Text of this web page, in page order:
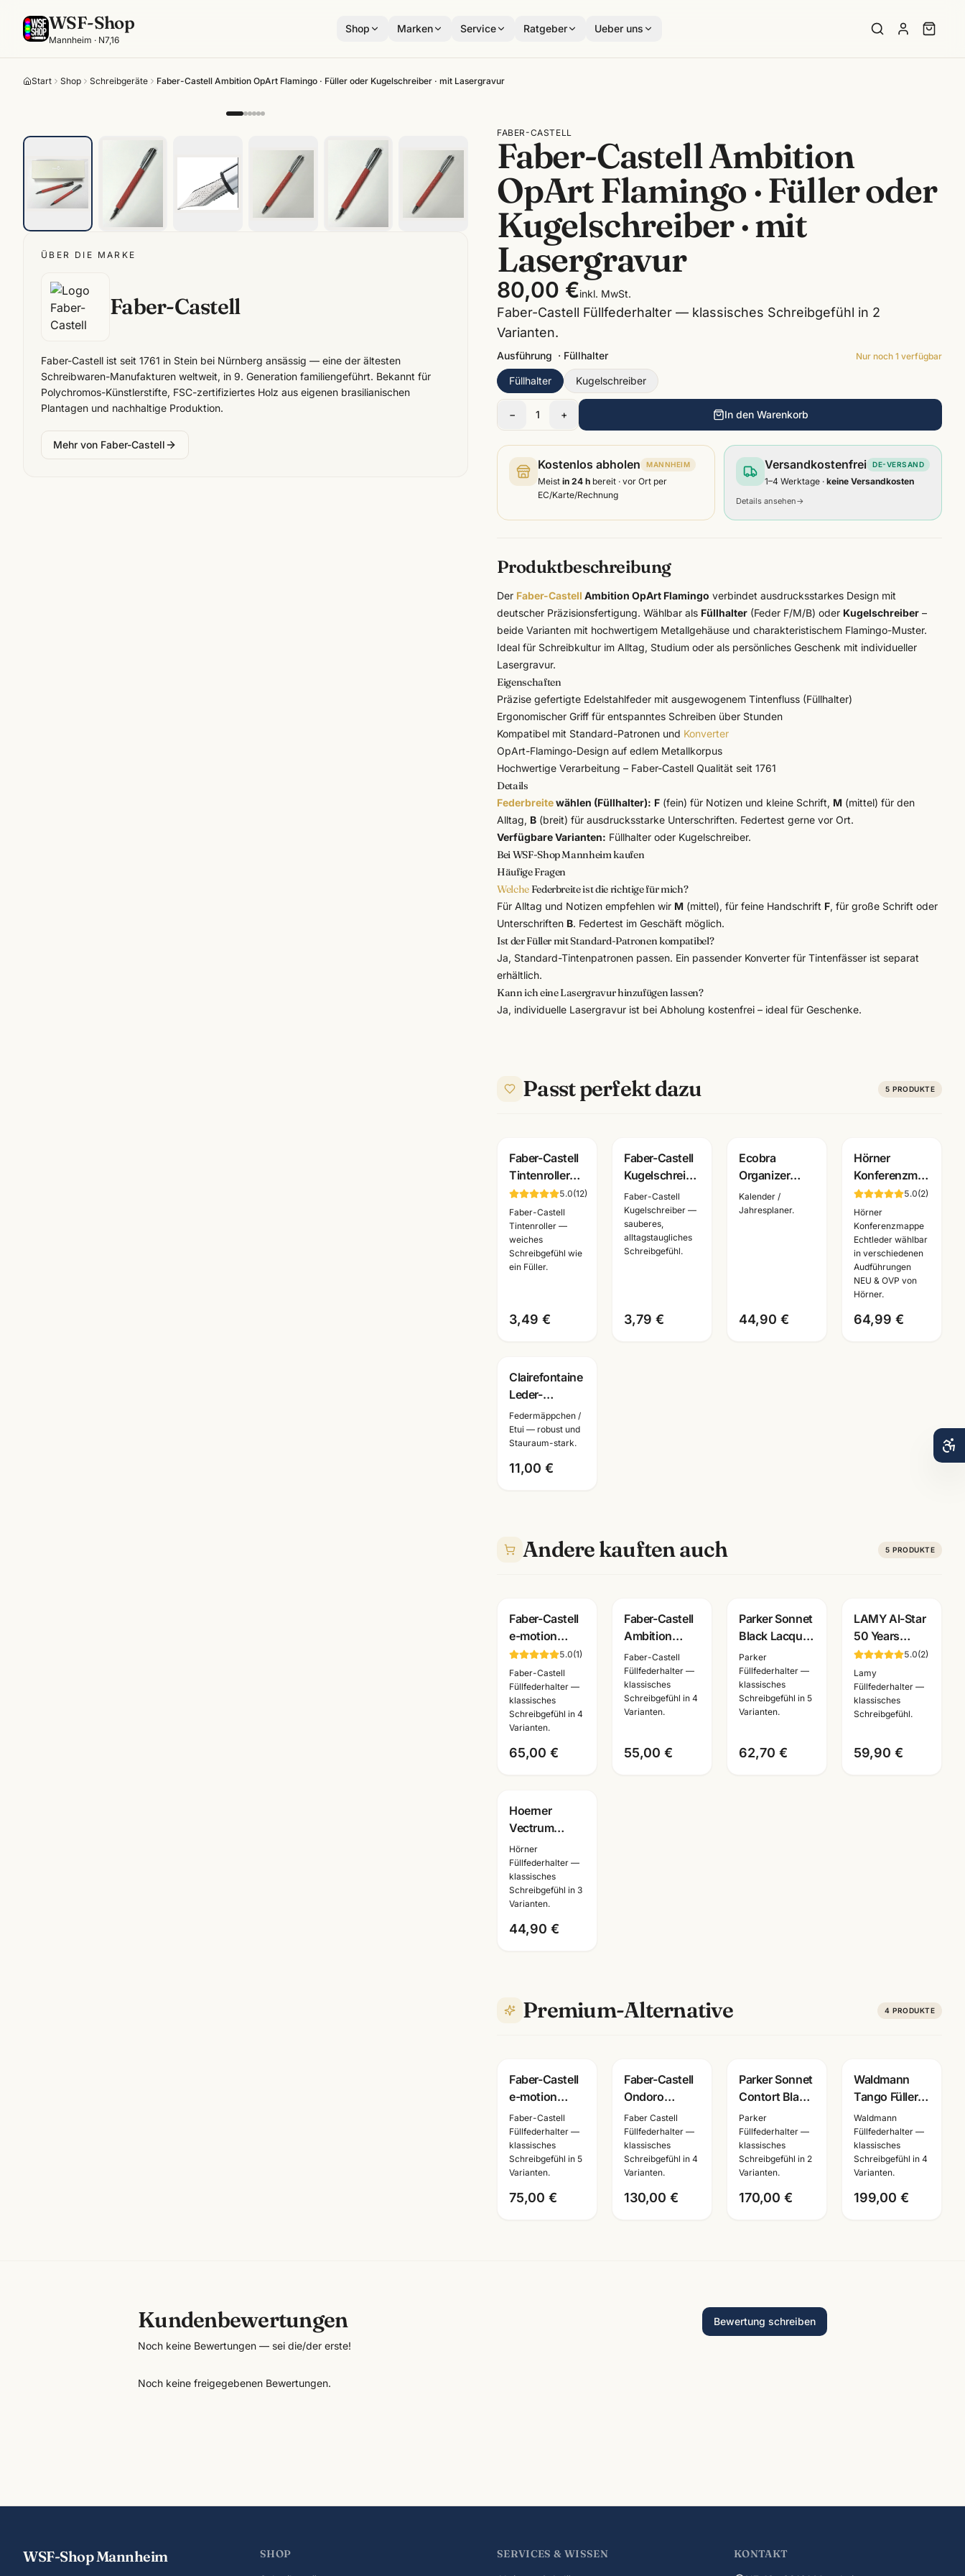
WSF-Shop
Mannheim · N7,16
Shop Marken Service Ratgeber Ueber uns
Start Shop Schreibgeräte Faber-Castell Ambition OpArt Flamingo · Füller oder Kugelschreiber · mit Lasergravur
ÜBER DIE MARKE
Faber-Castell
Faber-Castell ist seit 1761 in Stein bei Nürnberg ansässig — eine der ältesten
Schreibwaren-Manufakturen weltweit, in 9. Generation familiengeführt. Bekannt für
Polychromos-Künstlerstifte, FSC-zertifiziertes Holz aus eigenen brasilianischen
Plantagen und nachhaltige Produktion.
Mehr von Faber-Castell
FABER-CASTELL
Faber-Castell Ambition
OpArt Flamingo · Füller oder
Kugelschreiber · mit
Lasergravur
80,00 €inkl. MwSt.
Faber-Castell Füllfederhalter — klassisches Schreibgefühl in 2
Varianten.
Ausführung · Füllhalter Nur noch 1 verfügbar
Füllhalter Kugelschreiber
− 1 + In den Warenkorb
Kostenlos abholen MANNHEIM
Meist in 24 h bereit · vor Ort per
EC/Karte/Rechnung
Versandkostenfrei DE-VERSAND
1–4 Werktage · keine Versandkosten
Details ansehen→
Produktbeschreibung
Der Faber-Castell Ambition OpArt Flamingo verbindet ausdrucksstarkes Design mit
deutscher Präzisionsfertigung. Wählbar als Füllhalter (Feder F/M/B) oder Kugelschreiber –
beide Varianten mit hochwertigem Metallgehäuse und charakteristischem Flamingo-Muster.
Ideal für Schreibkultur im Alltag, Studium oder als persönliches Geschenk mit individueller
Lasergravur.
Eigenschaften
Präzise gefertigte Edelstahlfeder mit ausgewogenem Tintenfluss (Füllhalter)
Ergonomischer Griff für entspanntes Schreiben über Stunden
Kompatibel mit Standard-Patronen und Konverter
OpArt-Flamingo-Design auf edlem Metallkorpus
Hochwertige Verarbeitung – Faber-Castell Qualität seit 1761
Details
Federbreitewählen (Füllhalter): F (fein) für Notizen und kleine Schrift, M (mittel) für den
Alltag, B (breit) für ausdrucksstarke Unterschriften. Federtest gerne vor Ort.
Verfügbare Varianten: Füllhalter oder Kugelschreiber.
Bei WSF-Shop Mannheim kaufen
Häufige Fragen
WelcheFederbreite ist die richtige für mich?
Für Alltag und Notizen empfehlen wir M (mittel), für feine Handschrift F, für große Schrift oder
Unterschriften B. Federtest im Geschäft möglich.
Ist der Füller mit Standard-Patronen kompatibel?
Ja, Standard-Tintenpatronen passen. Ein passender Konverter für Tintenfässer ist separat
erhältlich.
Kann ich eine Lasergravur hinzufügen lassen?
Ja, individuelle Lasergravur ist bei Abholung kostenfrei – ideal für Geschenke.
Passt perfekt dazu 5 PRODUKTE
Faber-Castell
Tintenroller
Mine
blau/schwarz
· Rollerball
Refill · WSF
Mannheim
5.0(12)
Faber-Castell
Tintenroller —
weiches
Schreibgefühl wie
ein Füller.
3,49 €
Faber-Castell
Kugelschreiber
Mine M blau ·
Ersatzmine ·
Schreibwaren
Mannheim
Faber-Castell
Kugelschreiber —
sauberes,
alltagstaugliches
Schreibgefühl.
3,79 €
Ecobra
Organizer
Zeitplansystem
· Echtes Leder
Kalender /
Jahresplaner.
44,90 €
Hörner
Konferenzmappe
Echtleder ·
verschiedene
Ausfuehrungen
·
Bueroausstattung
Mannheim
5.0(2)
Hörner
Konferenzmappe
Echtleder wählbar
in verschiedenen
Audführungen
NEU & OVP von
Hörner.
64,99 €
Clairefontaine
Leder-
Mäppchen ·
Federtasche
versch.
Farben +
Federmäppchen /
Etui — robust und
Stauraum-stark.
11,00 €
Andere kauften auch 5 PRODUKTE
Faber-Castell
e-motion
Birnbaum
Schwarz Füller
· Federbreite
M · mit
Lasergravur
5.0(1)
Faber-Castell
Füllfederhalter —
klassisches
Schreibgefühl in 4
Varianten.
65,00 €
Faber-Castell
Ambition
Schwarz ·
Füller +
Tintenroller +
Kugelschreiber
Faber-Castell
Füllfederhalter —
klassisches
Schreibgefühl in 4
Varianten.
55,00 €
Gravur
Parker Sonnet
Black Lacquer
GT · Füller +
Kugelschreiber
+ Roller ·
Schreibset
Parker
Füllfederhalter —
klassisches
Schreibgefühl in 5
Varianten.
62,70 €
Gravur
LAMY Al-Star
50 Years
Edition Füller ·
Jubilaeumsmodell
· ideal für
Schule
5.0(2)
Lamy
Füllfederhalter —
klassisches
Schreibgefühl.
59,90 €
Gravur
Hoerner
Vectrum
Schreibset
schwarz-gold
·
Füller/Tintenroller/Kugelschreiber
Hörner
Füllfederhalter —
klassisches
Schreibgefühl in 3
Varianten.
44,90 €
Premium-Alternative 4 PRODUKTE
Faber-Castell
e-motion
Edelharz
Parkett Füller ·
Tintenroller/Kugelschreiber/Drehbleistif
Faber-Castell
Füllfederhalter —
klassisches
Schreibgefühl in 5
Varianten.
75,00 €
Faber-Castell
Ondoro
Räuchereiche
Schreibset ·
Füller + Roller
+ Kuli · mit
Faber Castell
Füllfederhalter —
klassisches
Schreibgefühl in 4
Varianten.
130,00 €
Gravur
Parker Sonnet
Contort Black
Cisele PT ·
Füller +
Kugelschreiber
· Special
Parker
Füllfederhalter —
klassisches
Schreibgefühl in 2
Varianten.
170,00 €
Gravur
Waldmann
Tango Füller +
Rollerball
Sterling Silber
·
2300/0005/0004/
Lasergravu
Waldmann
Füllfederhalter —
klassisches
Schreibgefühl in 4
Varianten.
199,00 €
Kundenbewertungen
Noch keine Bewertungen — sei die/der erste!
Bewertung schreiben
Noch keine freigegebenen Bewertungen.
WSF-Shop Mannheim SHOP SERVICES & WISSEN KONTAKT